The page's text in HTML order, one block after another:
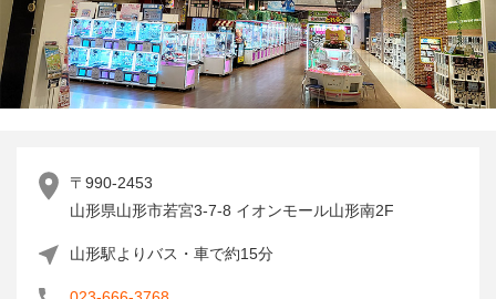
〒990-2453
山形県山形市若宮3-7-8 イオンモール山形南2F
山形駅よりバス・車で約15分